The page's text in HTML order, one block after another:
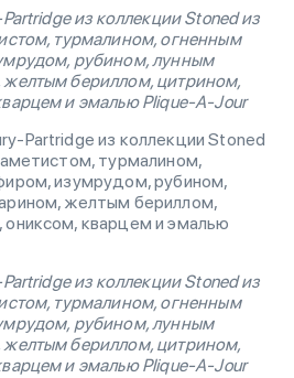
из коллекции Stoned из
турмалином, огненным
рубином, лунным
бериллом, цитрином,
и эмалью Plique-A-Jour
из коллекции Stoned из
турмалином, огненным
рубином, лунным
бериллом, цитрином,
и эмалью Plique-A-Jour